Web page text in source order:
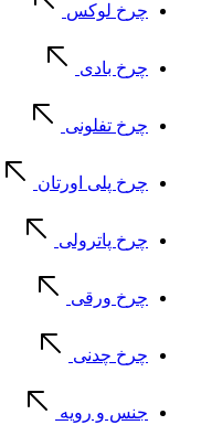
چرخ لوکس
چرخ بادی
چرخ تفلونی
چرخ پلی اورتان
چرخ پاترولی
چرخ ورقی
چرخ چدنی
جنس و رویه